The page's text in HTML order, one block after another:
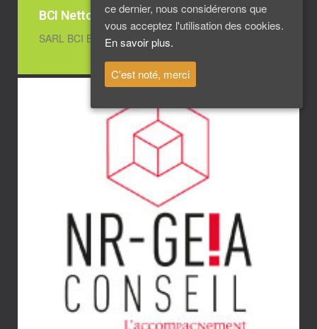
BCI Nettoyage Industriel
SARL BCI Bruno …
ce dernier, nous considérerons que
vous acceptez l'utilisation des cookies.
En savoir plus.
C'est noté, merci